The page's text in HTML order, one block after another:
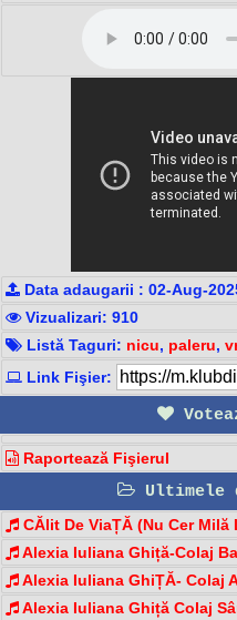
Data adaugarii : 02-Aug-
Vizualizari: 910
Listă Taguri: nicu, paleru,
Link Fişier:
Raportează Fişierul
Ultimele
CĂlit De ViaȚĂ (Nu Cer Milă
Alexia Iuliana Ghiță-Colaj
Alexia Iuliana GhiȚĂ- Colaj
Alexia Iuliana Ghiță Colaj